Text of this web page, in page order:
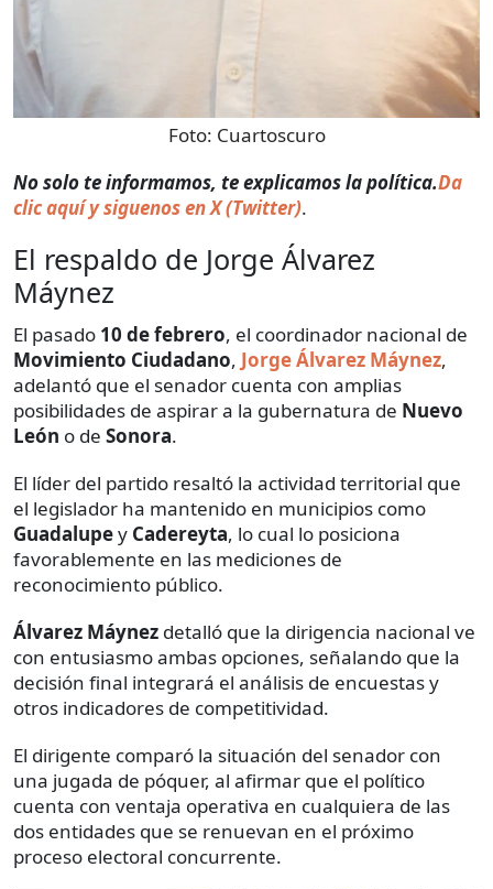
Foto: Cuartoscuro
No solo te informamos, te explicamos la política.Da
clic aquí y siguenos en X (Twitter).
El respaldo de Jorge Álvarez
Máynez
El pasado 10 de febrero, el coordinador nacional de
Movimiento Ciudadano, Jorge Álvarez Máynez,
adelantó que el senador cuenta con amplias
posibilidades de aspirar a la gubernatura de Nuevo
León o de Sonora.
El líder del partido resaltó la actividad territorial que
el legislador ha mantenido en municipios como
Guadalupey Cadereyta, lo cual lo posiciona
favorablemente en las mediciones de
reconocimiento público.
Álvarez Máynez detalló que la dirigencia nacional ve
con entusiasmo ambas opciones, señalando que la
decisión final integrará el análisis de encuestas y
otros indicadores de competitividad.
El dirigente comparó la situación del senador con
una jugada de póquer, al afirmar que el político
cuenta con ventaja operativa en cualquiera de las
dos entidades que se renuevan en el próximo
proceso electoral concurrente.